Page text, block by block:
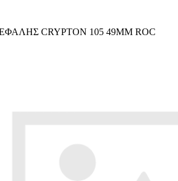
CRYPTON 105 49MM ROC